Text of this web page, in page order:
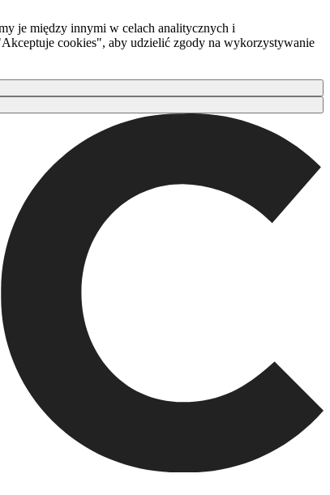
je między innymi w celach analitycznych i
cookies", aby udzielić zgody na wykorzystywanie